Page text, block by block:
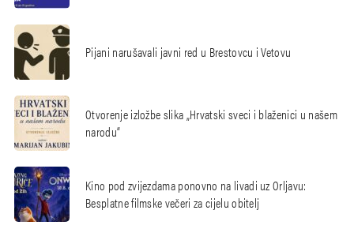
Pijani narušavali javni red u Brestovcu i Vetovu
Otvorenje izložbe slika „Hrvatski sveci i blaženici u našem
narodu“
Kino pod zvijezdama ponovno na livadi uz Orljavu:
Besplatne filmske večeri za cijelu obitelj